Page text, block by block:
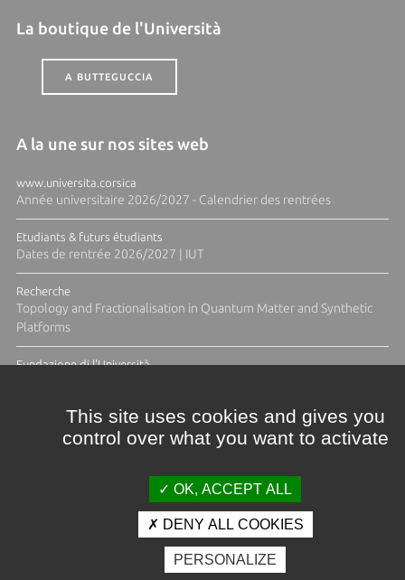
La boutique de l'Università
A BUTTEGUCCIA
A la une sur nos sites web
www.universita.corsica
Année universitaire 2026/2027 - Calendrier des rentrées
Etudiants & futurs étudiants
Dates de rentrée 2026/2027 | IUT
Recherche
Topology and Fractionalisation in Quantum Matter and Synthetic
Platforms
Fundazione di l'Università
Crédits et mentions légales
Espace presse
Photothèque
This site uses cookies and gives you
control over what you want to activate
OK, ACCEPT ALL
DENY ALL COOKIES
PERSONALIZE